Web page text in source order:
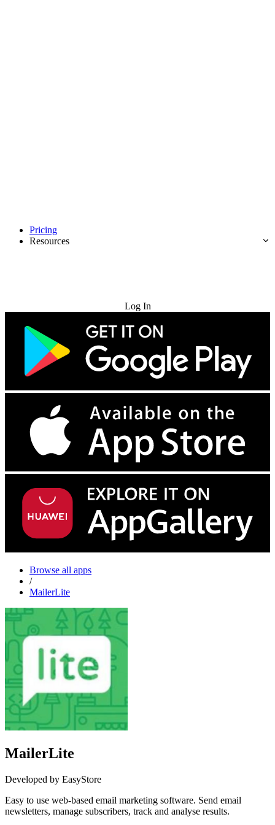
Pricing
Resources
Log In
Browse all apps
/
MailerLite
MailerLite
Developed by EasyStore
Easy to use web-based email marketing software. Send email
newsletters, manage subscribers, track and analyse results.